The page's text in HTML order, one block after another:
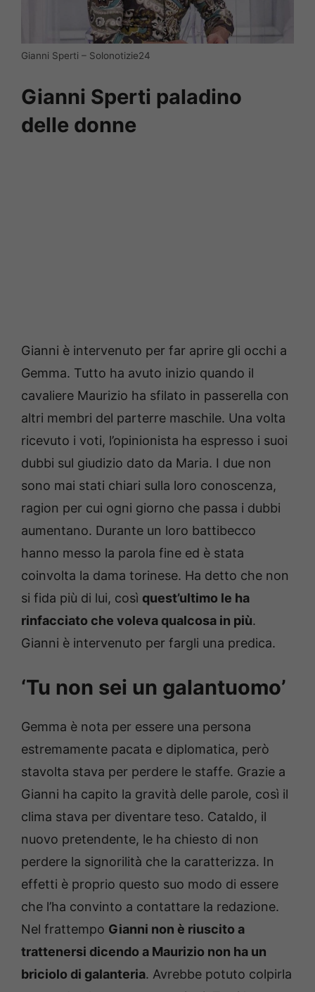
Gianni Sperti – Solonotizie24
Gianni Sperti paladino
delle donne
Gianni è intervenuto per far aprire gli occhi a
Gemma. Tutto ha avuto inizio quando il
cavaliere Maurizio ha sfilato in passerella con
altri membri del parterre maschile. Una volta
ricevuto i voti, l’opinionista ha espresso i suoi
dubbi sul giudizio dato da Maria. I due non
sono mai stati chiari sulla loro conoscenza,
ragion per cui ogni giorno che passa i dubbi
aumentano. Durante un loro battibecco
hanno messo la parola fine ed è stata
coinvolta la dama torinese. Ha detto che non
si fida più di lui, così quest’ultimo le ha
rinfacciato che voleva qualcosa in più.
Gianni è intervenuto per fargli una predica.
‘Tu non sei un galantuomo’
Gemma è nota per essere una persona
estremamente pacata e diplomatica, però
stavolta stava per perdere le staffe. Grazie a
Gianni ha capito la gravità delle parole, così il
clima stava per diventare teso. Cataldo, il
nuovo pretendente, le ha chiesto di non
perdere la signorilità che la caratterizza. In
effetti è proprio questo suo modo di essere
che l’ha convinto a contattare la redazione.
Nel frattempo Gianni non è riuscito a
trattenersi dicendo a Maurizio non ha un
briciolo di galanteria. Avrebbe potuto colpirla